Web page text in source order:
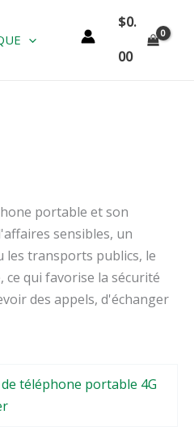
$0.
00
portable et son
sensibles, un
les transports publics, le
qui favorise la sécurité
des appels, d'échanger
téléphone portable 4G